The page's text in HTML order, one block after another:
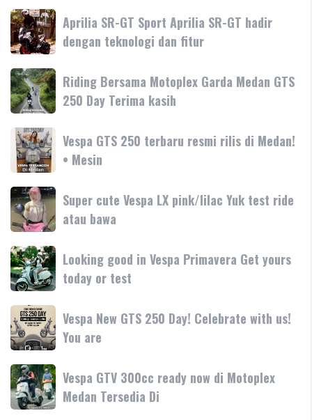
Vespa
Primavera
Tanyakan
Vespa
Primavera
180cc
terbaru
Aprilia
SR-
GT
Sport
Aprilia
SR-
GT
hadir
dengan
teknologi
dan
fitur
Aprilia SR-GT Sport Aprilia SR-GT hadir
dengan teknologi dan fitur
Riding
Bersama
Motoplex
Garda
Medan
GTS
250
Day
Terima
kasih
Riding Bersama Motoplex Garda Medan GTS
250 Day Terima kasih
Vespa
GTS
250
terbaru
resmi
rilis
di
Medan!
•
Mesin
Vespa GTS 250 terbaru resmi rilis di Medan!
• Mesin
Super
cute
Vespa
LX
pink/lilac
Yuk
test
ride
atau
bawa
Super cute Vespa LX pink/lilac Yuk test ride
atau bawa
Looking
good
in
Vespa
Primavera
Get
yours
today
or
test
Looking good in Vespa Primavera Get yours
today or test
Vespa
New
GTS
250
Day!
Celebrate
with
Vespa New GTS 250 Day! Celebrate with us!
You are
Vespa
GTV
300cc
Vespa GTV 300cc ready now di Motoplex
Medan Tersedia Di